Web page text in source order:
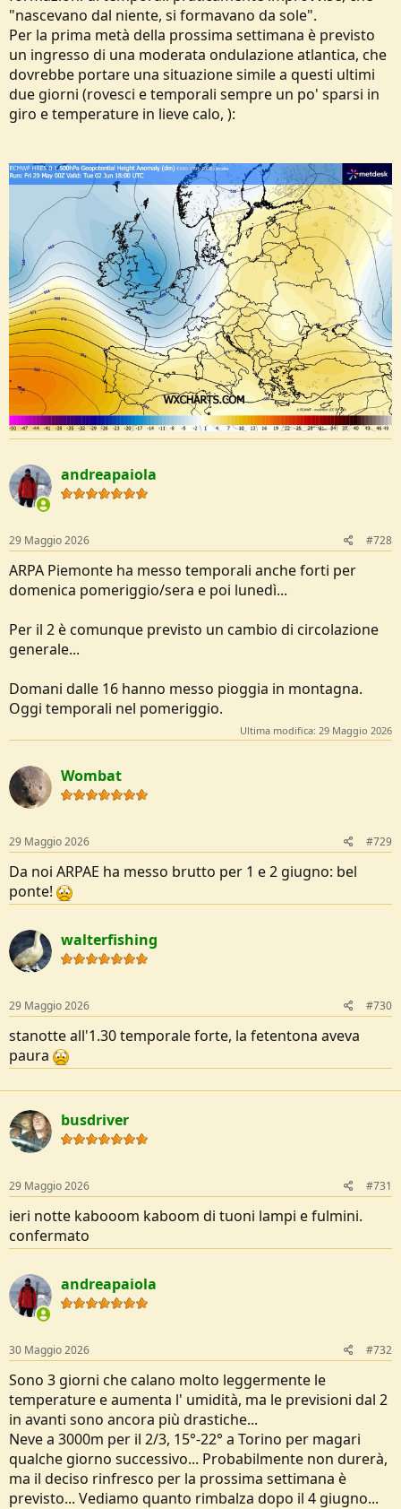
"nascevano dal niente, si formavano da sole".
Per la prima metà della prossima settimana è previsto
un ingresso di una moderata ondulazione atlantica, che
dovrebbe portare una situazione simile a questi ultimi
due giorni (rovesci e temporali sempre un po' sparsi in
giro e temperature in lieve calo, ):
andreapaiola
29 Maggio 2026 #728
ARPA Piemonte ha messo temporali anche forti per
domenica pomeriggio/sera e poi lunedì...
Per il 2 è comunque previsto un cambio di circolazione
generale...
Domani dalle 16 hanno messo pioggia in montagna.
Oggi temporali nel pomeriggio.
Ultima modifica: 29 Maggio 2026
Wombat
29 Maggio 2026 #729
Da noi ARPAE ha messo brutto per 1 e 2 giugno: bel
ponte!
walterfishing
29 Maggio 2026 #730
stanotte all'1.30 temporale forte, la fetentona aveva
paura
busdriver
29 Maggio 2026 #731
ieri notte kabooom kaboom di tuoni lampi e fulmini.
confermato
andreapaiola
30 Maggio 2026 #732
Sono 3 giorni che calano molto leggermente le
temperature e aumenta l' umidità, ma le previsioni dal 2
in avanti sono ancora più drastiche...
Neve a 3000m per il 2/3, 15°-22° a Torino per magari
qualche giorno successivo... Probabilmente non durerà,
ma il deciso rinfresco per la prossima settimana è
previsto... Vediamo quanto rimbalza dopo il 4 giugno...